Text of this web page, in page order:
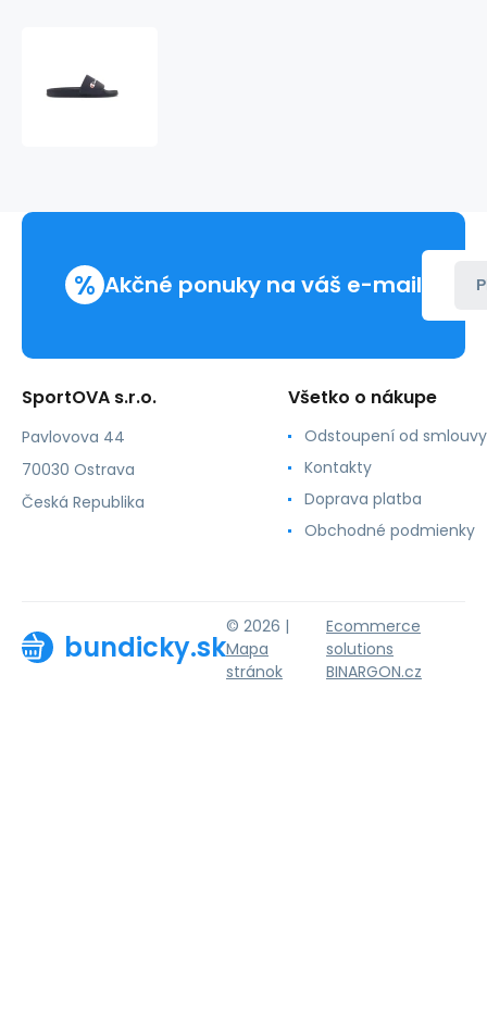
% Akčné ponuky na váš e-mail
SportOVA s.r.o.
Pavlovova 44
70030 Ostrava
Česká Republika
Všetko o nákupe
Odstoupení od smlouvy
Kontakty
Doprava platba
Obchodné podmienky
bundicky.sk
© 2026 |
Mapa
stránok
Ecommerce
solutions
BINARGON.cz